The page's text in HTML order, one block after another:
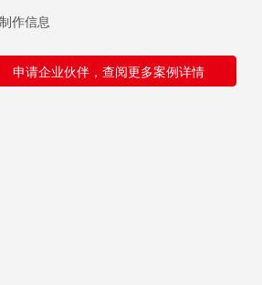
制作信息
申请企业伙伴，查阅更多案例详情